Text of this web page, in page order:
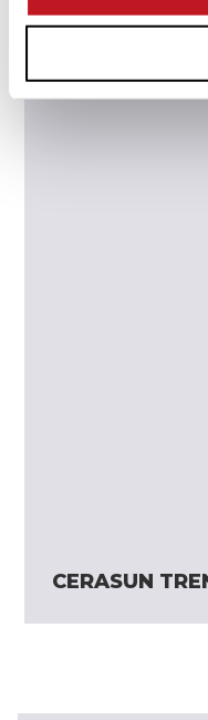
CERASUN
CERASUN